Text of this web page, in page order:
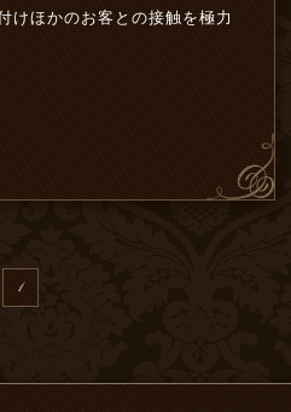
けほかのお客との接触を極力
1